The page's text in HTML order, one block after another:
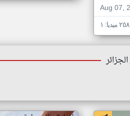
Aug 07,